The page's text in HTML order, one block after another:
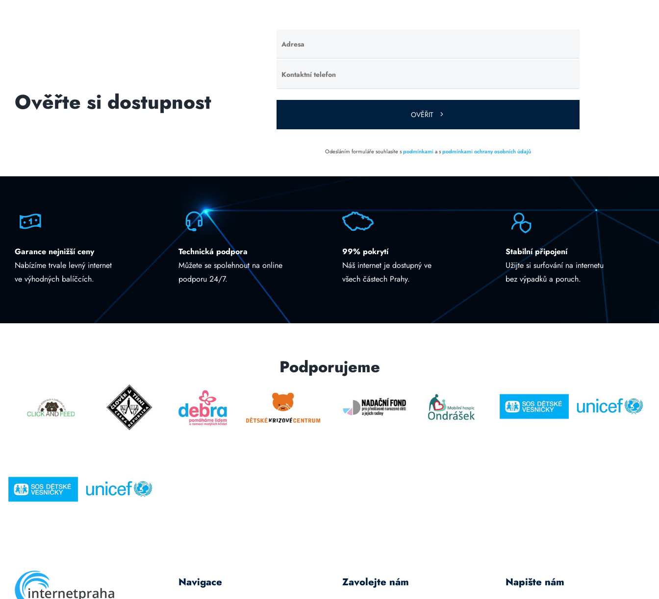
Ověřte si dostupnost
Adresa
Ponechte
toto pole
prázdné.
Kontaktní telefon
Ponechte
toto pole
prázdné.
OVĚŘIT
Odesláním formuláře souhlasíte spodmínkamia spodmínkami ochrany osobních údajů
Garance nejnižší ceny
Nabízíme trvale levný internet
ve výhodných balíčcích.
Technická podpora
Můžete se spolehnout na online
podporu 24/7.
99% pokrytí
Náš internet je dostupný ve
všech částech Prahy.
Stabilní připojení
Užijte si surfování na internetu
bez výpadků a poruch.
Podporujeme
Navigace Zavolejte nám Napište nám